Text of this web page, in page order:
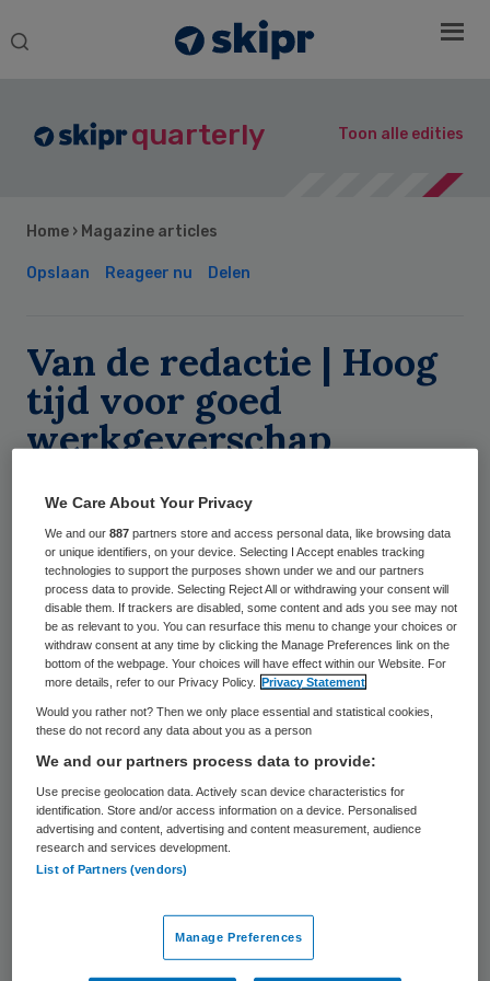
Search
quarterly Toon alle edities
Home › Magazine articles
Opslaan Reageer nu Delen
Van de redactie | Hoog
tijd voor goed
werkgeverschap
Simon Broersma
25 juni 2022,00:00
45 keer gelezen
De arbeidsmarkt, het onderwerp waar we in
de zorg en daarbuiten maar niet over
uitgepraat raken. Er worden webinars,
congressen enround tablesover
georganiseerd, rapporten, monitors en
artikelen over
We Care About Your Privacy
We and our887 partners store and access personal data, like browsing data
or unique identifiers, on your device. Selecting I Accept enables tracking
technologies to support the purposes shown under we and our partners
process data to provide. Selecting Reject All or withdrawing your consent will
disable them. If trackers are disabled, some content and ads you see may not
be as relevant to you. You can resurface this menu to change your choices or
withdraw consent at any time by clicking the Manage Preferences link on the
bottom of the webpage. Your choices will have effect within our Website. For
more details, refer to our Privacy Policy.
Privacy Statement
Would you rather not? Then we only place essential and statistical cookies,
these do not record any data about you as a person
We and our partners process data to provide:
Use precise geolocation data. Actively scan device characteristics for
identification. Store and/or access information on a device. Personalised
advertising and content, advertising and content measurement, audience
research and services development.
List of Partners (vendors)
Manage Preferences